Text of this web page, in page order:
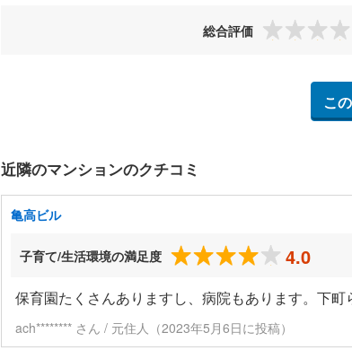
総合評価
こ
近隣のマンションのクチコミ
亀高ビル
子育て/生活環境の満足度 4.0
保育園たくさんありますし、病院もあります。下町
ach******** さん / 元住人（2023年5月6日に投稿）